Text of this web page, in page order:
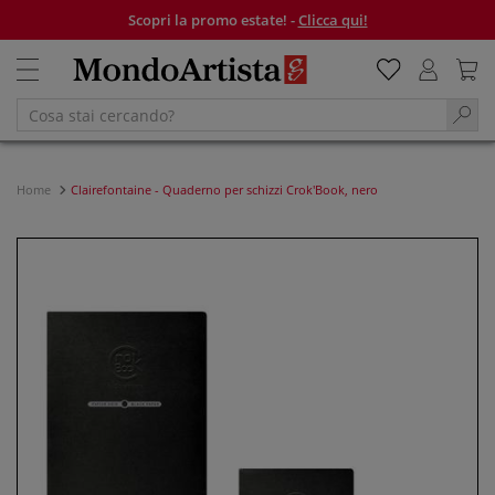
Scopri la promo estate! -Clicca qui!
Home Clairefontaine - Quaderno per schizzi Crok'Book, nero